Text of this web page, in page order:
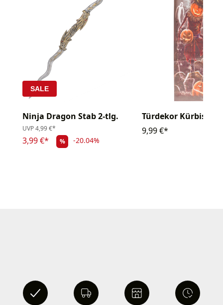
SALE
Ninja Dragon Stab 2-tlg.
UVP4,99 €*
3,99 €* % -20.04%
Türdekor Kürbis
9,99 €*